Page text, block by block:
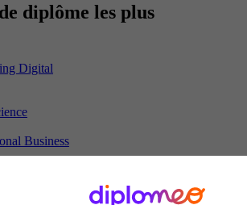
diplôme les plus
Digital
Business